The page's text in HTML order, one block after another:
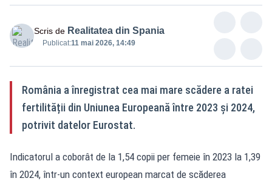
Scris de Realitatea din Spania
Publicat:11 mai 2026, 14:49
România a înregistrat cea mai mare scădere a ratei
fertilității din Uniunea Europeană între 2023 și 2024,
potrivit datelor Eurostat.
Indicatorul a coborât de la 1,54 copii per femeie în 2023 la 1,39
în 2024, într-un context european marcat de scăderea